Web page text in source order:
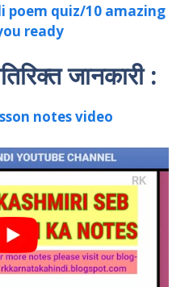
poem quiz/10 amazing
ready
जानकारी :
notes video